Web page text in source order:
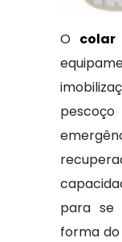
O colar
para se
forma